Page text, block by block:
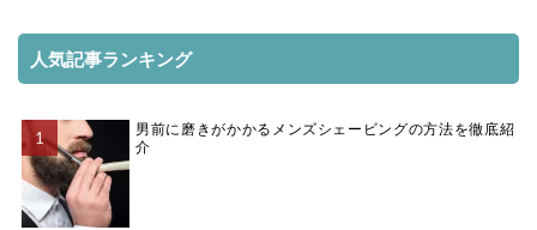
人気記事ランキング
男前に磨きがかかるメンズシェービングの方法を徹底紹
介